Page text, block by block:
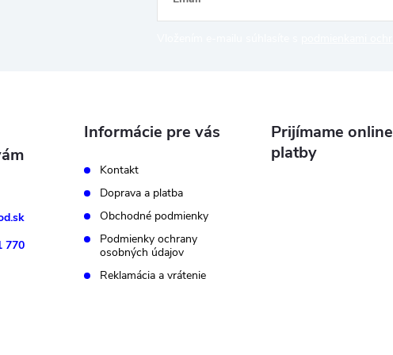
770
Informácie pre vás
Kontakt
Doprava a platba
Obchodné podmienky
Podmienky ochrany
osobných údajov
Reklamácia a vrátenie
Prijímame online
platby